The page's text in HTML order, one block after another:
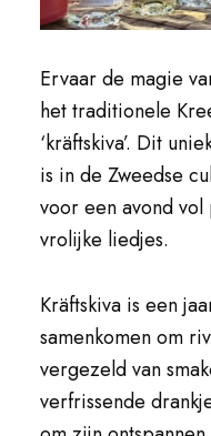
Ervaar de magie
het traditionele
‘kräftskiva’. Dit
is in de Zweedse
voor een avond
vrolijke liedjes.
Kräftskiva is een
samenkomen om
vergezeld van
verfrissende